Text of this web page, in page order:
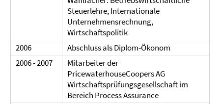
Steuerlehre, Internationale
Unternehmensrechnung,
Wirtschaftspolitik
2006
Abschluss als Diplom-Ökonom
2006 - 2007
Mitarbeiter der
PricewaterhouseCoopers AG
Wirtschaftsprüfungsgesellschaft im
Bereich Process Assurance